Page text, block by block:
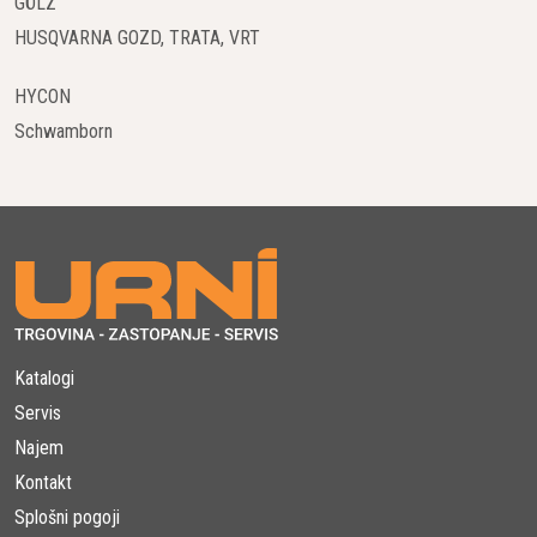
Vrhunska Trajnost in Zanesljivost
Epirocova zavezanost kakovosti in inovacijam se odraža v
dobo in minimalno vzdrževanje, grabež MG prenese tudi
vzdržljivost, na katero se lahko zanesete.
Prednosti Uporabe Hidravličnega Grabeža Model
Povečana Produktivnost
omogoča strokovnjakom, da svoje projekte izvedejo hitreje in
z manj truda. To pomeni, da se lahko naloge opravijo v krajšem
času, kar omogoča večjo produktivnost in učinkovitost na
HUSQVARNA GOZD, TRATA, VRT
HYCON
Schwamborn
Katalogi
Servis
Najem
Kontakt
Splošni pogoji